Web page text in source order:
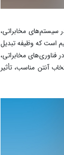
سیستم‌های مخابراتی،
است که وظیفه‌ تبدیل
فناوری‌های مخابراتی،
آنتن مناسب، تأثیر